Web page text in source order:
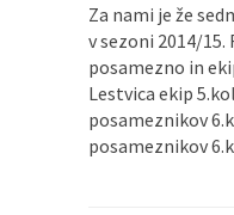
Za nami je že
v sezoni 2014/
posamezno in
Lestvica ekip
posameznikov
posameznikov